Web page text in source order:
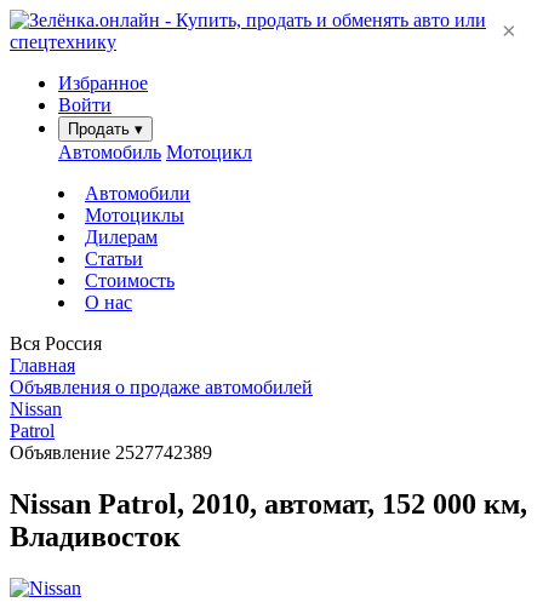
Избранное
Войти
Продать ▾
Автомобиль Мотоцикл
Автомобили
Мотоциклы
Дилерам
Статьи
Стоимость
О нас
Вся Россия
Главная
Объявления о продаже автомобилей
Nissan
Patrol
Объявление 2527742389
Nissan Patrol, 2010, автомат, 152 000 км,
Владивосток
×